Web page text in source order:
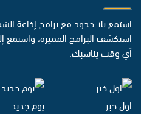
استمع بلا حدود مع برامج إذاعة
استكشف البرامج المميزة، واستمع
أي وقت يناسبك.
اول خبر
يوم جديد